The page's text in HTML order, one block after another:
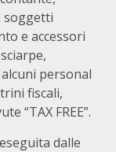
soggetti
e accessori
personal
fiscali,
“TAX FREE”.
dalle